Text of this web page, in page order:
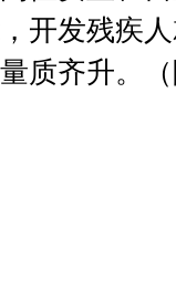
开发残疾
质齐升。